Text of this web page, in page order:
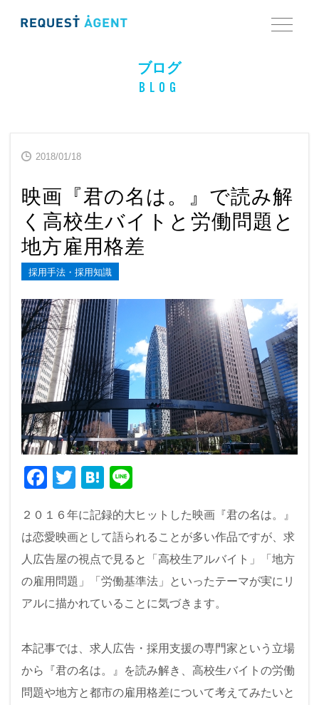
ブログ
BLOG
2018/01/18
映画『君の名は。』で読み解
く高校生バイトと労働問題と
地方雇用格差
採用手法・採用知識
F
c
e
b
o
o
k
T
tt
er
H
e
n
a
e
２０１６年に記録的大ヒットした映画『君の名は。』
は恋愛映画として語られることが多い作品ですが、求
人広告屋の視点で見ると「高校生アルバイト」「地方
の雇用問題」「労働基準法」といったテーマが実にリ
アルに描かれていることに気づきます。
本記事では、求人広告・採用支援の専門家という立場
から『君の名は。』を読み解き、高校生バイトの労働
問題や地方と都市の雇用格差について考えてみたいと